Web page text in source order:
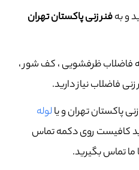
و بهفنر زنی پاکستان تهران
فاضلاب ظرفشویی ، کف شور ،
فاضلاب نیاز دارید.
پاکستان تهران و یالوله
کافیست روی دکمه تماس
ما تماس بگیرید.